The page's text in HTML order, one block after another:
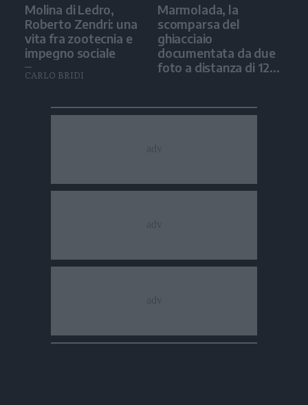
Molina di Ledro,
Roberto Zendri: una
vita fra zootecnia e
impegno sociale
CARLO BRIDI
Marmolada, la
scomparsa del
ghiacciaio
documentata da due
foto a distanza di 12